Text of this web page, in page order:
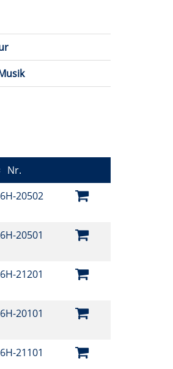
Nr.
20502
20501
21201
20101
21101